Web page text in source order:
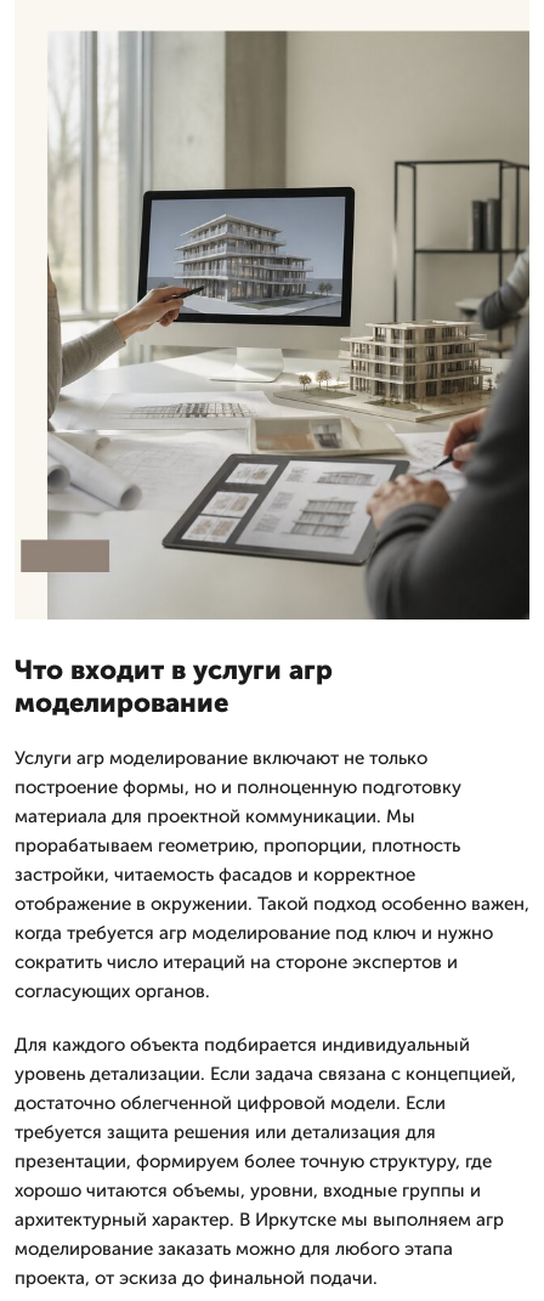
Что входит в услуги агр
моделирование
Услуги агр моделирование включают не только
построение формы, но и полноценную подготовку
материала для проектной коммуникации. Мы
прорабатываем геометрию, пропорции, плотность
застройки, читаемость фасадов и корректное
отображение в окружении. Такой подход особенно важен,
когда требуется агр моделирование под ключ и нужно
сократить число итераций на стороне экспертов и
согласующих органов.
Для каждого объекта подбирается индивидуальный
уровень детализации. Если задача связана с концепцией,
достаточно облегченной цифровой модели. Если
требуется защита решения или детализация для
презентации, формируем более точную структуру, где
хорошо читаются объемы, уровни, входные группы и
архитектурный характер. В Иркутске мы выполняем агр
моделирование заказать можно для любого этапа
проекта, от эскиза до финальной подачи.